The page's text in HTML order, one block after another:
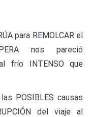
para REMOLCAR el
nos pareció
frío INTENSO que
POSIBLES causas
del viaje al